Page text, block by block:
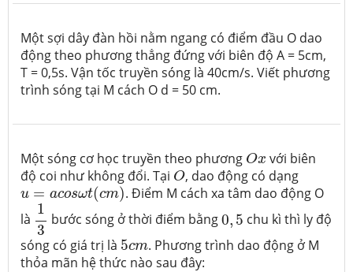
Một sợi dây đàn hồi nằm ngang có điểm đầu O dao
động theo phương thẳng đứng với biên độ A = 5cm,
T = 0,5s. Vận tốc truyền sóng là 40cm/s. Viết phương
trình sóng tại M cách O d = 50 cm.
Một sóng cơ học truyền theo phương Ox
Ox với biên
độ coi như không đổi. Tại O
O, dao động có dạng
u = acosωt(cm)
u= acosωt(cm) . Điểm M cách xa tâm dao động O
là
1
3
13
bước sóng ở thời điểm bằng0, 5
0 5 chu kì thì ly độ
sóng có giá trị là 5cm
5cm. Phương trình dao động ở M
thỏa mãn hệ thức nào sau đây: